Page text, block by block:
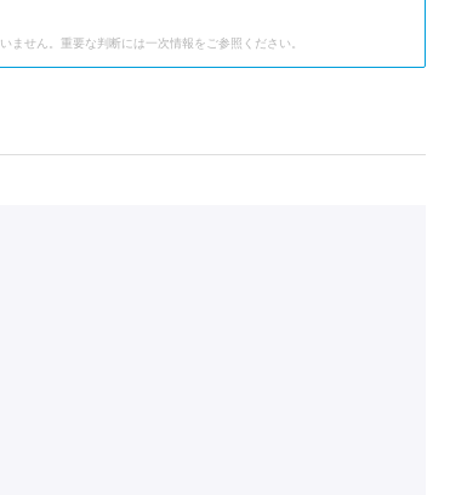
せん。重要な判断には一次情報をご参照ください。